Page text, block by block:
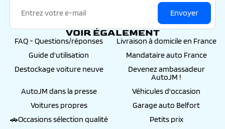
Envoyer
VOIR ÉGALEMENT
FAQ - Questions/réponses
Livraison à domicile en France
Guide d'utilisation
Mandataire auto France
Destockage voiture neuve
Devenez ambassadeur
AutoJM !
AutoJM dans la presse
Véhicules d'occasion
Voitures propres
Garage auto Belfort
🚗Occasions sélection qualité
Petits prix